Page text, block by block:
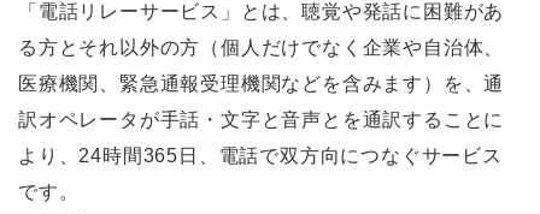
「電話リレーサービス」とは、聴覚や発話に困難があ
る方とそれ以外の方（個人だけでなく企業や自治体、
医療機関、緊急通報受理機関などを含みます）を、通
訳オペレータが手話・文字と音声とを通訳することに
より、24時間365日、電話で双方向につなぐサービス
です。